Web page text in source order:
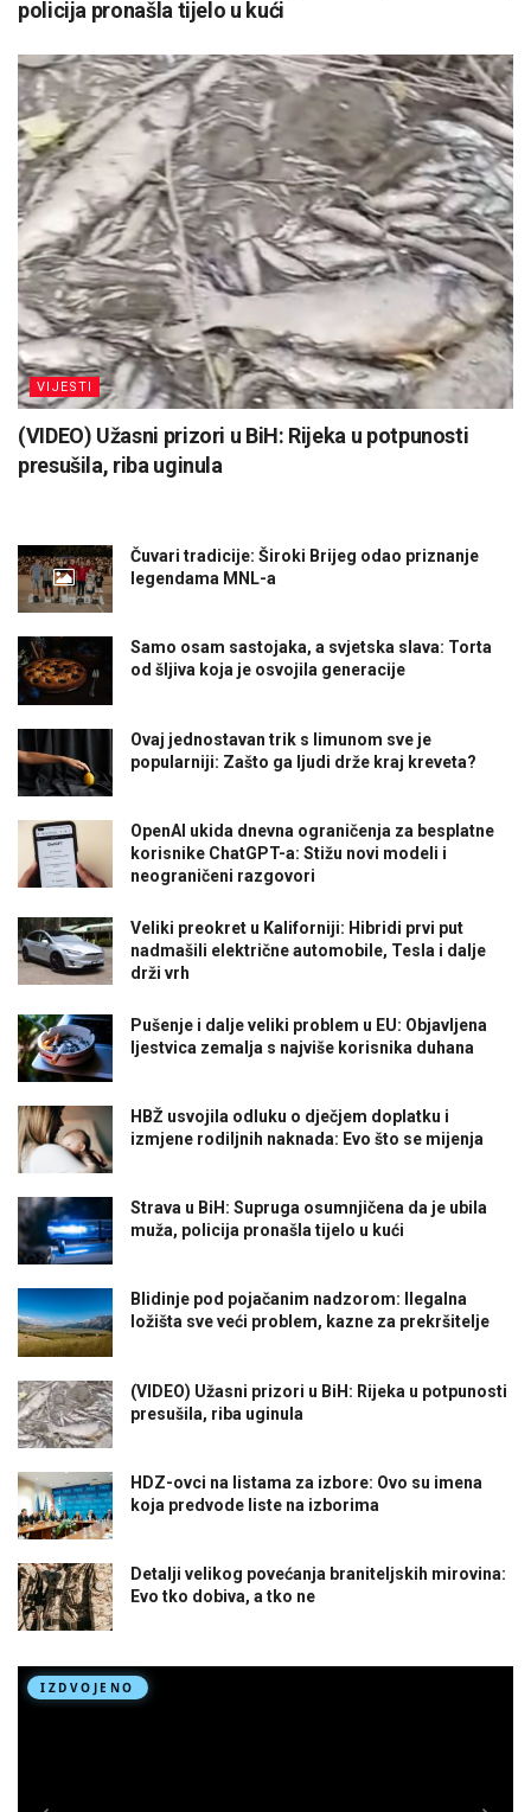
policija pronašla tijelo u kući
VIJESTI
(VIDEO) Užasni prizori u BiH: Rijeka u potpunosti
presušila, riba uginula
Čuvari tradicije: Široki Brijeg odao priznanje
legendama MNL-a
Samo osam sastojaka, a svjetska slava: Torta
od šljiva koja je osvojila generacije
Ovaj jednostavan trik s limunom sve je
popularniji: Zašto ga ljudi drže kraj kreveta?
OpenAI ukida dnevna ograničenja za besplatne
korisnike ChatGPT-a: Stižu novi modeli i
neograničeni razgovori
Veliki preokret u Kaliforniji: Hibridi prvi put
nadmašili električne automobile, Tesla i dalje
drži vrh
Pušenje i dalje veliki problem u EU: Objavljena
ljestvica zemalja s najviše korisnika duhana
HBŽ usvojila odluku o dječjem doplatku i
izmjene rodiljnih naknada: Evo što se mijenja
Strava u BiH: Supruga osumnjičena da je ubila
muža, policija pronašla tijelo u kući
Blidinje pod pojačanim nadzorom: Ilegalna
ložišta sve veći problem, kazne za prekršitelje
(VIDEO) Užasni prizori u BiH: Rijeka u potpunosti
presušila, riba uginula
HDZ-ovci na listama za izbore: Ovo su imena
koja predvode liste na izborima
Detalji velikog povećanja braniteljskih mirovina:
Evo tko dobiva, a tko ne